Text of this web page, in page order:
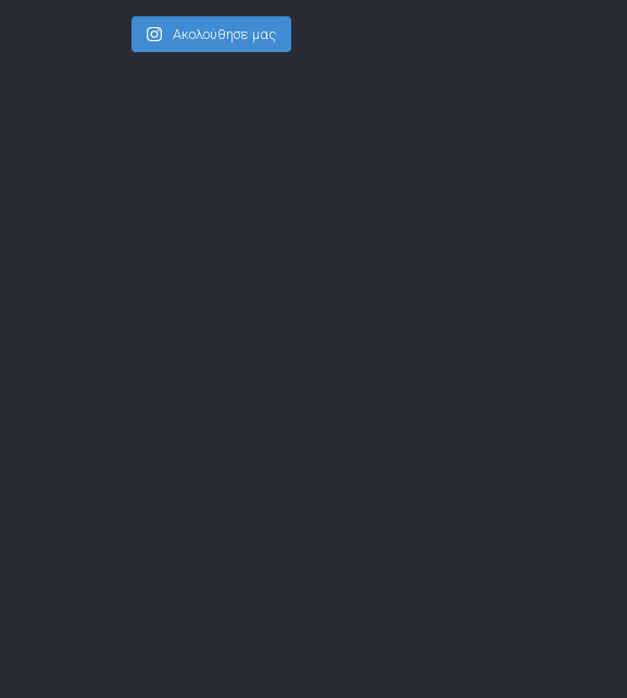
Ακολούθησε μας